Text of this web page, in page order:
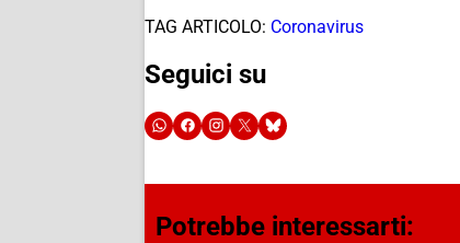
TAG ARTICOLO: Coronavirus
Seguici su
Potrebbe interessarti: